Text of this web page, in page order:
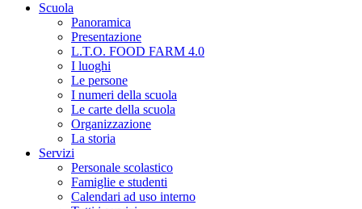
Scuola
Panoramica
Presentazione
L.T.O. FOOD FARM 4.0
I luoghi
Le persone
I numeri della scuola
Le carte della scuola
Organizzazione
La storia
Servizi
Personale scolastico
Famiglie e studenti
Calendari ad uso interno